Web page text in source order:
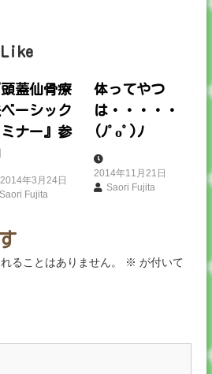
頭蓋仙骨療
ーシック
ナー』参
2014年3月24日
Saori Fujita
体ってやつ
は・・・・・
(ﾉﾟοﾟ)ﾉ
2014年11月21日
Saori Fujita
ることはありません。 ※ が付いて